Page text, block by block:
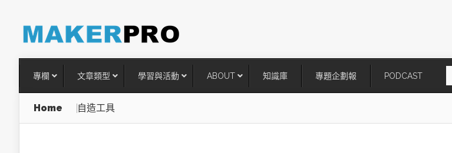
專欄 文章類型 學習與活動 ABOUT 知識庫 專題企劃報 PODCAST
a
r
Home 自造工具